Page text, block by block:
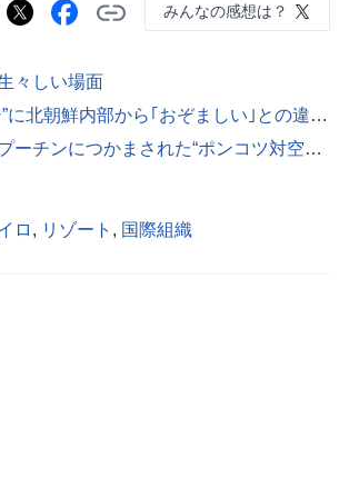
みんなの感想は？
々しい場面
【写真】金正恩父娘“恋人のような密着シーン”に北朝鮮内部から｢おぞましい｣との違和感も
【写真】金正恩が派兵の「血の代償」としてプーチンにつかまされた“ポンコツ対空兵器”
ロ , リゾート , 国際組織